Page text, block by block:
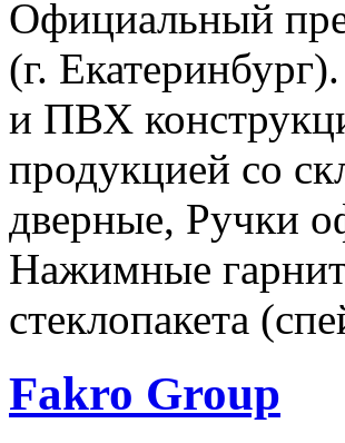
Официальный
(г.
и ПВХ
продукцией со
дверные, Ручки
Нажимные
стеклопакета
Fakro Group